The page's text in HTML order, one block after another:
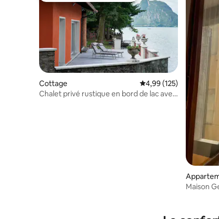
Cottage Évaluation moyenne
4,99 (125)
Chalet privé rustique en bord de lac avec
Maison